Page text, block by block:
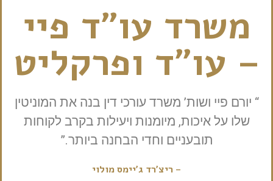
משרד עו”ד פיי
– עו”ד ופרקליט
“ יורם פיי ושות’ משרד עורכי דין בנה את המוניטין
שלו על איכות, מיומנות ויעילות בקרב לקוחות
תובעניים וחדי הבחנה ביותר.”
– ריצ’רד ג’יימס מולוי